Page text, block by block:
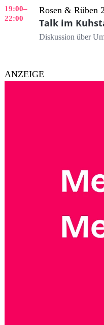
19:00–
22:00
Rosen & Rüben
Talk im
Diskussion über
ANZEIGE